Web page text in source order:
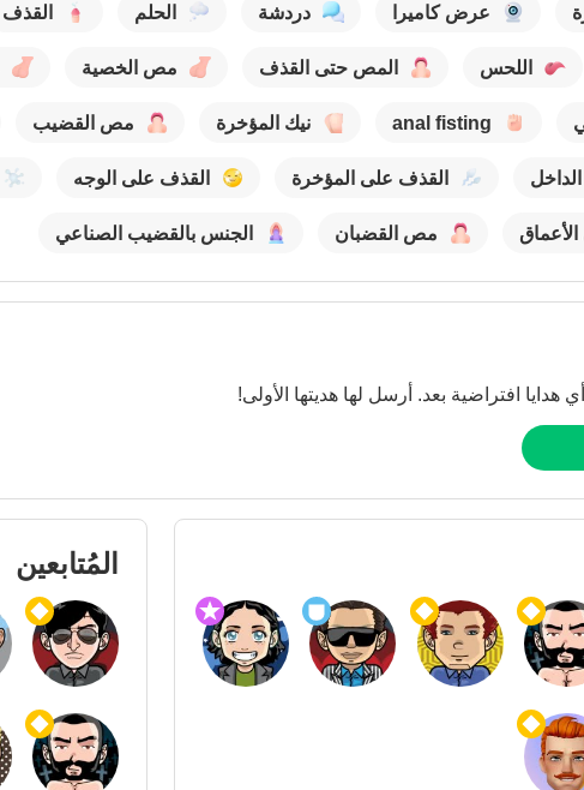
عرض كاميرا دردشة الحلم القذف
اللحس المص حتى القذف مص الخصية
anal fisting نيك المؤخرة مص القضيب
القذف على المؤخرة القذف على الوجه
مص القضبان الجنس بالقضيب الصناعي
هدايا افتراضية بعد. أرسل لها هديتها الأولى!
المُتابعين